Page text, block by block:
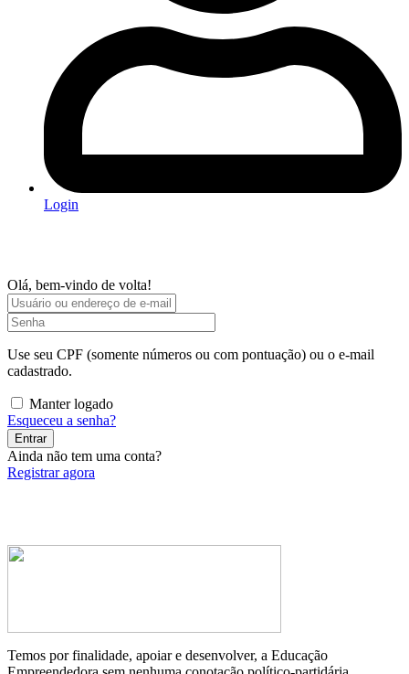
Login
Olá, bem-vindo de volta!
Use seu CPF (somente números ou com pontuação) ou o e-mail
cadastrado.
Manter logado
Esqueceu a senha?
Entrar
Ainda não tem uma conta?
Registrar agora
Temos por finalidade, apoiar e desenvolver, a Educação